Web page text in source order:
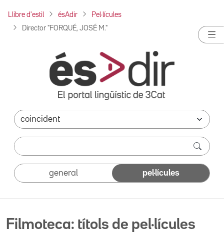
Llibre d'estil ésAdir Pel·lícules
Director "FORQUÉ, JOSÉ M."
general pel·lícules
Filmoteca: títols de pel·lícules